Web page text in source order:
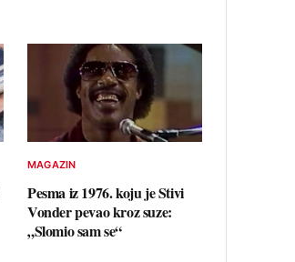
MAGAZIN
Pesma iz 1976. koju je Stivi
Vonder pevao kroz suze:
„Slomio sam se“